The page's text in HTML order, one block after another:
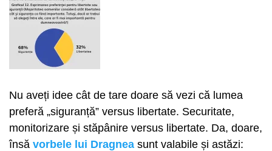
Nu aveți idee cât de tare doare să vezi că lumea
preferă „siguranță” versus libertate. Securitate,
monitorizare și stăpânire versus libertate. Da, doare,
însă vorbele lui Dragnea sunt valabile și astăzi: